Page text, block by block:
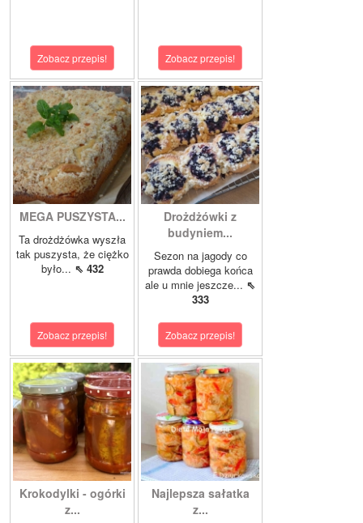
Zobacz przepis! Zobacz przepis!
MEGA PUSZYSTA...
Ta drożdżówka wyszła
tak puszysta, że ciężko
było... ⇖ 432
Zobacz przepis!
Drożdżówki z
budyniem...
Sezon na jagody co
prawda dobiega końca
ale u mnie jeszcze... ⇖
333
Zobacz przepis!
Krokodylki - ogórki
z...
Najlepsza sałatka
z...